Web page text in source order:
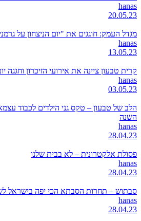
hanas
20.05.23
מגדל העמק: חוגגים את "יום הניצחון על
hanas
13.05.23
קרית טבעון ציינה את אירועי הזיכרון וחגגה יום הולדת 75
hanas
03.05.23
השנה
hanas
28.04.23
פסולת אלקטרונית – לא בבית שלנו
hanas
28.04.23
סבתוש – תחרות הסבתא הכי יפה בישראל לשנת
hanas
28.04.23